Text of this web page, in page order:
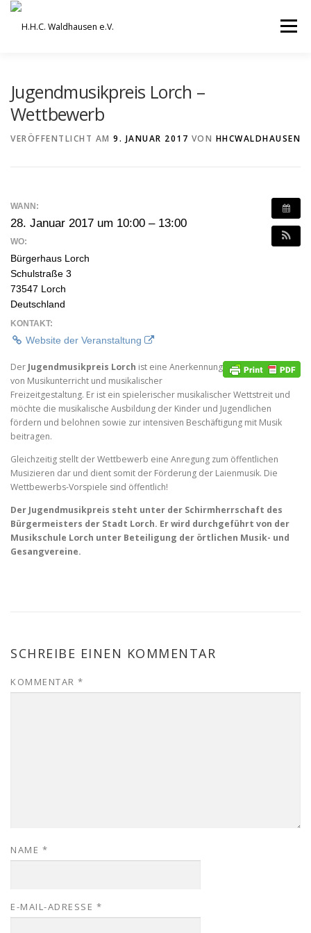
Zum
springen
Menü
ORCHESTER UND ENSEMBLES
Jugendmusikpreis Lorch –
Wettbewerb
VERÖFFENTLICHT AM 9. JANUAR 2017 VON HHCWALDHAUSEN
WANN:
28. Januar 2017 um 10:00 – 13:00
WO:
Bürgerhaus Lorch
Schulstraße 3
73547 Lorch
Deutschland
KONTAKT:
Website der Veranstaltung
Der Jugendmusikpreis Lorch ist eine Anerkennung
von Musikunterricht und musikalischer
Freizeitgestaltung. Er ist ein spielerischer musikalischer Wettstreit und
möchte die musikalische Ausbildung der Kinder und Jugendlichen
fördern und belohnen sowie zur intensiven Beschäftigung mit Musik
beitragen.
Gleichzeitig stellt der Wettbewerb eine Anregung zum öffentlichen
Musizieren dar und dient somit der Förderung der Laienmusik. Die
Wettbewerbs-Vorspiele sind öffentlich!
Der Jugendmusikpreis steht unter der Schirmherrschaft des
Bürgermeisters der Stadt Lorch. Er wird durchgeführt von der
Musikschule Lorch unter Beteiligung der örtlichen Musik- und
Gesangvereine.
SCHREIBE EINEN KOMMENTAR
KOMMENTAR *
NAME *
E-MAIL-ADRESSE *